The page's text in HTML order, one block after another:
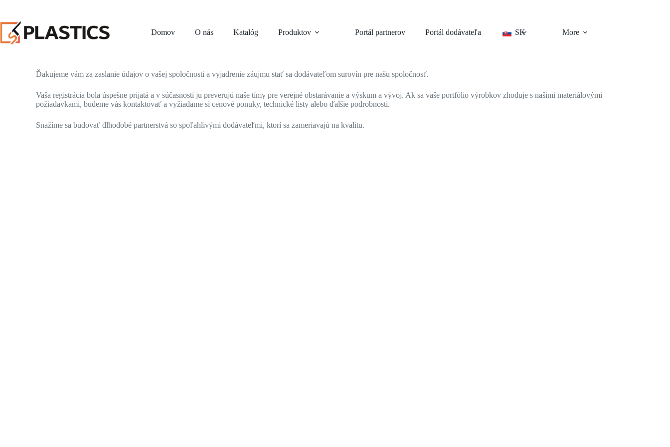
Domov O nás Katalóg Produktov Portál partnerov Portál dodávateľa SK More
Ďakujeme vám za zaslanie údajov o vašej spoločnosti a vyjadrenie záujmu stať sa dodávateľom surovín pre našu spoločnosť.
Vaša registrácia bola úspešne prijatá a v súčasnosti ju preverujú naše tímy pre verejné obstarávanie a výskum a vývoj. Ak sa vaše portfólio výrobkov zhoduje s našimi materiálovými
požiadavkami, budeme vás kontaktovať a vyžiadame si cenové ponuky, technické listy alebo ďalšie podrobnosti.
Snažíme sa budovať dlhodobé partnerstvá so spoľahlivými dodávateľmi, ktorí sa zameriavajú na kvalitu.